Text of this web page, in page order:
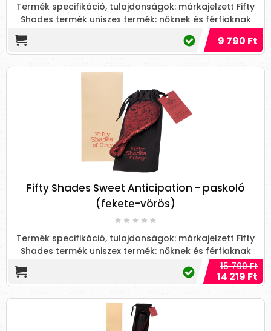
Termék specifikáció, tulajdonságok: márkajelzett Fifty
Shades termék uniszex termék: nőknek és férfiaknak
9 790 Ft
Fifty Shades Sweet Anticipation - paskoló
(fekete-vörös)
Termék specifikáció, tulajdonságok: márkajelzett Fifty
Shades termék uniszex termék: nőknek és férfiaknak
15 790 Ft
14 219 Ft